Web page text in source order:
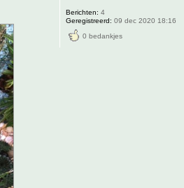
Berichten: 4
Geregistreerd: 09 dec 2020 18:16
0 bedankjes